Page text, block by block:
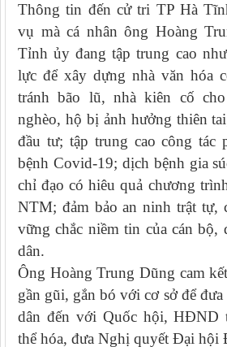
Thông tin đến cử tri TP Hà
vụ mà cá nhân ông Hoàng
Tỉnh ủy đang tập trung cao
lực để xây dựng nhà văn hóa
tránh bão lũ, nhà kiên cố
nghèo, hộ bị ảnh hưởng thiên
đầu tư; tập trung cao công tác
bệnh Covid-19; dịch bệnh gia
chỉ đạo có hiêu quả chương
NTM; đảm bảo an ninh trật tự,
vững chắc niềm tin của cán bộ,
dân.
Ông Hoàng Trung Dũng cam
gần gũi, gắn bó với cơ sở để
dân đến với Quốc hội, HĐND
thể hóa, đưa Nghị quyết Đại hội